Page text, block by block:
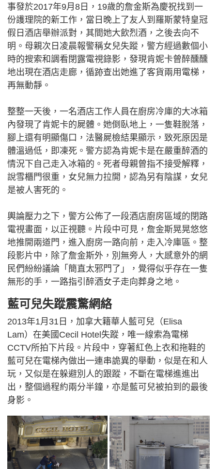
事發於2017年9月8日，19歲的詹金斯為慶祝找到一
份護理院的新工作，當日晚上了友人到羅斯蒙特皇冠
假日酒店舉辦派對，其間她大飲烈酒，之後去向不
明。母親次日凌晨報警稱女兒失蹤，警方經過數個小
時的搜索和調看閉露電視錄影，發現肯妮卡曾醉醺醺
地出現在酒店走廊，循跡查出她進了客貨兩用電梯，
再無動靜。
整整一天後，一名酒店工作人員在廚房冷庫的大冰箱
內發現了肯妮卡的屍體。她倒臥地上，一隻鞋脫落，
腳上還有明顯傷口，法醫屍檢結果顯示，致死原因是
體溫過低，即凍死。警方認為肯妮卡是在嚴重醉酒的
情況下自己走入冰箱的。死者母親曾指不接受解釋，
說雪櫃門很重，女兒無力拉開，認為另有陰謀，女兒
是被人害死的。
輿論壓力之下，警方公佈了一段酒店廚房區域的閉路
電視畫面，以正視聽。片段中可見，詹金斯晃晃悠悠
地推開兩道門，進入廚房一路向前，走入冷庫區。整
段影片中，除了詹金斯外，別無旁人，大感意外的網
民們紛紛議論「簡直太邪門了」，覺得似乎存在一隻
無形的手，一路指引醉酒女子走向葬身之地。
藍可兒失蹤震驚網絡
2013年1月31日，加拿大籍華人藍可兒（Elisa
Lam）在美國Cecil Hotel失蹤，唯一線索為電梯
CCTV所拍下片段。片段中，穿著紅色上衣和拖鞋的
藍可兒在電梯內做出一連串詭異的舉動，似是在和人
玩，又似是在躲避別人的跟蹤，不斷在電梯進進出
出，整個過程約兩分半鐘，亦是藍可兒被拍到的最後
身影。